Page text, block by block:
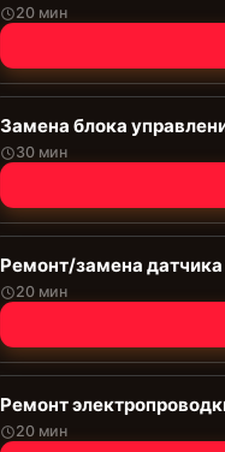
20 мин
Замена блока
30 мин
Ремонт/замена
20 мин
Ремонт
20 мин